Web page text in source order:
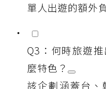
單人出遊的額外
Q3：何時旅遊
麼特色？
該企劃涵蓋台